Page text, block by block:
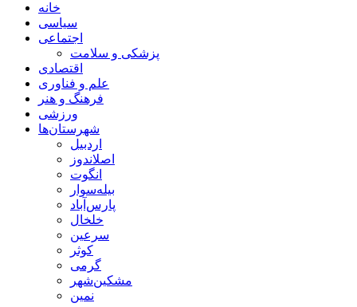
خانه
سیاسی
اجتماعی
پزشکی و سلامت
اقتصادی
علم و فناوری
فرهنگ و هنر
ورزشی
شهرستان‌ها
اردبیل
اصلاندوز
انگوت
بیله‌سوار
پارس‌آباد
خلخال
سرعین
کوثر
گرمی
مشکین‌شهر
نمین